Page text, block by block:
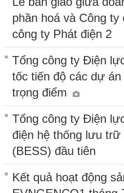
phần hoá và Công ty
công ty Phát điện 2
Tổng công ty Điện
tốc tiến độ các dự
trọng điểm
Tổng công ty Điện
điện hệ thống lưu
(BESS) đầu tiên
Kết quả hoạt động